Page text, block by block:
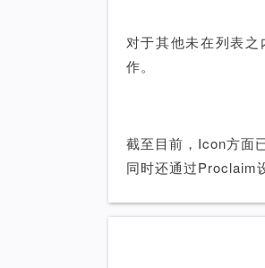
对于其他未在列表
作。
截至目前，Icon方面
同时还通过Proclaim